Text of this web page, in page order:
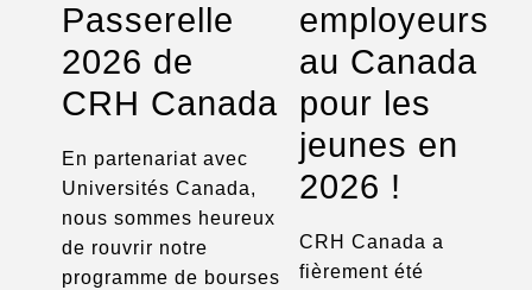
Passerelle
2026 de
CRH Canada
En partenariat avec
Universités Canada,
nous sommes heureux
de rouvrir notre
programme de bourses
employeurs
au Canada
pour les
jeunes en
2026 !
CRH Canada a
fièrement été